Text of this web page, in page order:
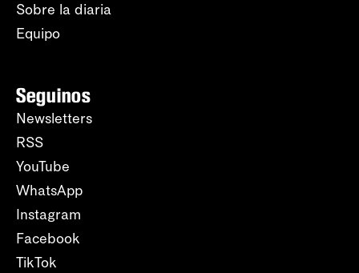
Sobre la diaria
Equipo
Seguinos
Newsletters
RSS
YouTube
WhatsApp
Instagram
Facebook
TikTok